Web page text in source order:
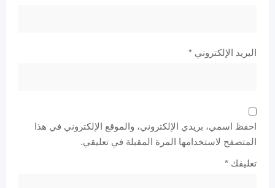
البريد الإلكتروني *
احفظ اسمي، بريدي الإلكتروني، والموقع الإلكتروني في هذا
المتصفح لاستخدامها المرة المقبلة في تعليقي.
تعليقك *